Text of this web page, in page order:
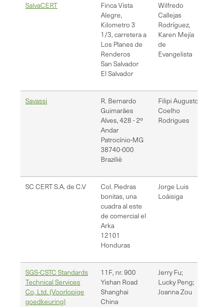
SalvaCERT
Finca Vista
Alegre,
Kilometro 3
1/3, carretera a
Los Planes de
Renderos
San Salvador
El Salvador
Wilfredo
Callejas
Rodríguez,
Karen Mejía
de
Evangelista
Savassi
R. Bernardo
Guimarães
Alves, 428 - 2º
Andar
Patrocínio-MG
38740-000
Brazilië
Filipi Augusto
Coelho
Rodrigues
SC CERT S.A. de C.V
Col. Piedras
bonitas, una
cuadra al este
de comercial el
Arka
12101
Honduras
Jorge Luis
Loáisiga
SGS-CSTC Standards
Technical Services
Co, Ltd. (Voorlopige
goedkeuring)
11F, nr. 900
Yishan Road
Shanghai
China
Jerry Fu;
Lucky Peng;
Joanna Zou